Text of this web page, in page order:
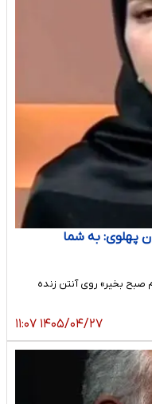
پهلوی: به شما
صبح بخیر» روی آنتن زنده
۱۴۰۵/۰۴/۲۷ ۱۱:۰۷